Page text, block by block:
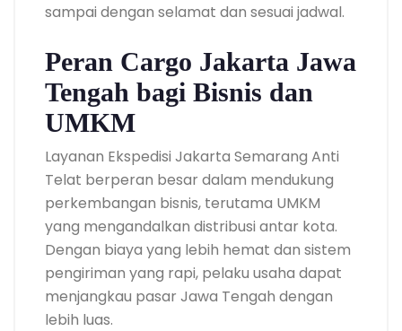
sampai dengan selamat dan sesuai jadwal.
Peran Cargo Jakarta Jawa
Tengah bagi Bisnis dan
UMKM
Layanan Ekspedisi Jakarta Semarang Anti
Telat berperan besar dalam mendukung
perkembangan bisnis, terutama UMKM
yang mengandalkan distribusi antar kota.
Dengan biaya yang lebih hemat dan sistem
pengiriman yang rapi, pelaku usaha dapat
menjangkau pasar Jawa Tengah dengan
lebih luas.